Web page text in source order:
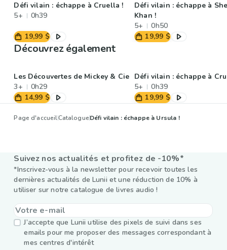
Défi vilain : échappe à Cruella !
5+
0h39
19,99 $
Défi vilain : échappe à
Khan !
5+
0h50
19,99 $
Découvrez également
Les Découvertes de Mickey & Cie
3+
0h29
14,99 $
Défi vilain : échappe à
5+
0h39
19,99 $
Page d'accueilCatalogueDéfi vilain : échappe à Ursula !
Suivez nos actualités et profitez de -10%*
*Inscrivez-vous à la newsletter pour recevoir toutes les
dernières actualités de Lunii et une réduction de 10% à
utiliser sur notre catalogue de livres audio !
J’accepte que Lunii utilise des pixels de suivi dans ses
emails pour me proposer des messages correspondant à
mes centres d'intérêt